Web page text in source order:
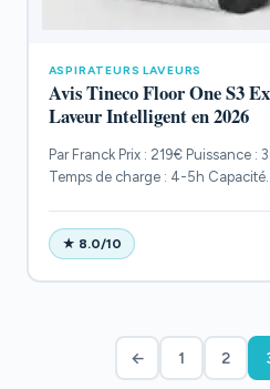
ASPIRATEURS LAVEURS
Avis Tineco Floor One S3
Laveur Intelligent en 2026
Par Franck Prix : 219€ Puissance
Temps de charge : 4-5h
★ 8.0/10
← 1 2